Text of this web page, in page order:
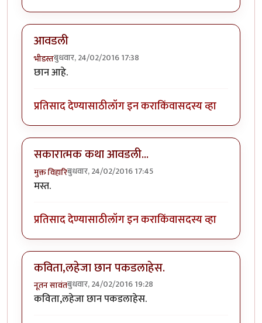
आवडली
भीडस्तबुधवार, 24/02/2016 17:38
छान आहे.
प्रतिसाद देण्यासाठीलॉग इन कराकिंवासदस्य व्हा
सकारात्मक कथा आवडली...
मुक्त विहारिबुधवार, 24/02/2016 17:45
मस्त.
प्रतिसाद देण्यासाठीलॉग इन कराकिंवासदस्य व्हा
कविता,लहेजा छान पकडलाहेस.
नूतन सावंतबुधवार, 24/02/2016 19:28
कविता,लहेजा छान पकडलाहेस.